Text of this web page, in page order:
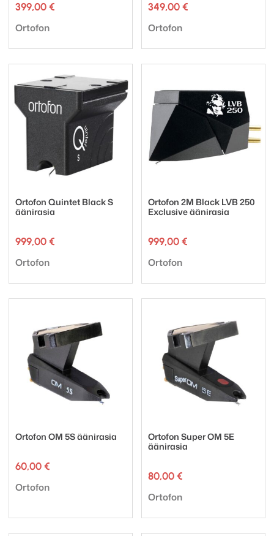
399,00 €
Tuotemerkki:
Ortofon
349,00 €
Tuotemerkki:
Ortofon
Ortofon Quintet Black S
äänirasia
999,00 €
Tuotemerkki:
Ortofon
Ortofon 2M Black LVB 250
Exclusive äänirasia
999,00 €
Tuotemerkki:
Ortofon
Ortofon OM 5S äänirasia
60,00 €
Tuotemerkki:
Ortofon
Ortofon Super OM 5E
äänirasia
80,00 €
Tuotemerkki:
Ortofon